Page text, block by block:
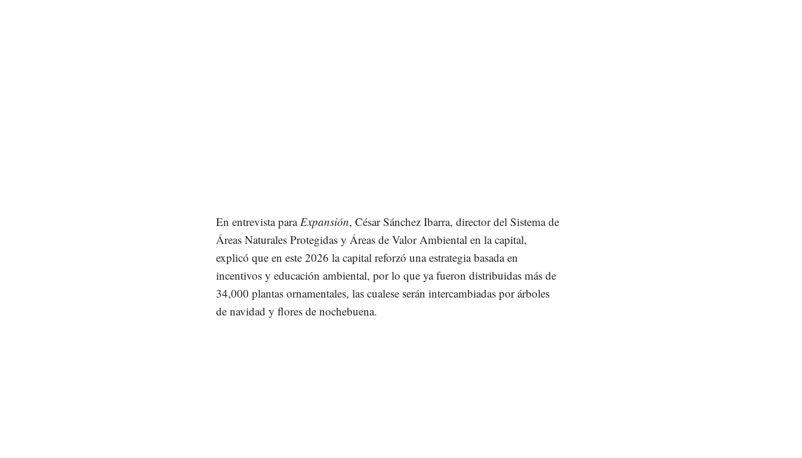
En entrevista para Expansión, César Sánchez Ibarra, director del Sistema de
Áreas Naturales Protegidas y Áreas de Valor Ambiental en la capital,
explicó que en este 2026 la capital reforzó una estrategia basada en
incentivos y educación ambiental, por lo que ya fueron distribuidas más de
34,000 plantas ornamentales, las cualese serán intercambiadas por árboles
de navidad y flores de nochebuena.